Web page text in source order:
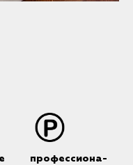
профессиона-